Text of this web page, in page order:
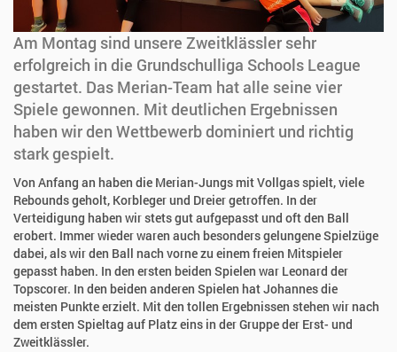
Am Montag sind unsere Zweitklässler sehr
erfolgreich in die Grundschulliga Schools League
gestartet. Das Merian-Team hat alle seine vier
Spiele gewonnen. Mit deutlichen Ergebnissen
haben wir den Wettbewerb dominiert und richtig
stark gespielt.
Von Anfang an haben die Merian-Jungs mit Vollgas spielt, viele
Rebounds geholt, Korbleger und Dreier getroffen. In der
Verteidigung haben wir stets gut aufgepasst und oft den Ball
erobert. Immer wieder waren auch besonders gelungene Spielzüge
dabei, als wir den Ball nach vorne zu einem freien Mitspieler
gepasst haben. In den ersten beiden Spielen war Leonard der
Topscorer. In den beiden anderen Spielen hat Johannes die
meisten Punkte erzielt. Mit den tollen Ergebnissen stehen wir nach
dem ersten Spieltag auf Platz eins in der Gruppe der Erst- und
Zweitklässler.